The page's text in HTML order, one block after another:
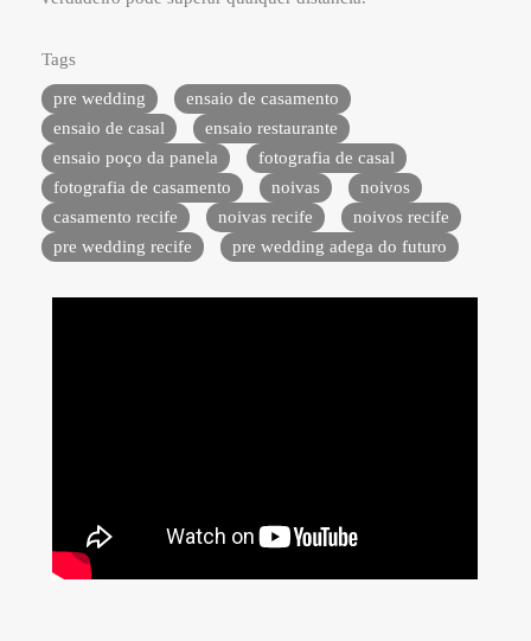
Tags
pre wedding
ensaio de casamento
ensaio de casal
ensaio restaurante
ensaio poço da panela
fotografia de casal
fotografia de casamento
noivas
noivos
casamento recife
noivas recife
noivos recife
pre wedding recife
pre wedding adega do futuro